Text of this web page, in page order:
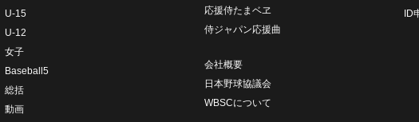
U-15
U-12
女子
Baseball5
総括
動画
応援侍たまベヱ
侍ジャパン応援曲
会社概要
日本野球協議会
WBSCについて
ID